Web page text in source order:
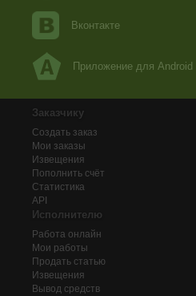
Вконтакте
Приложение для Android
Заказчику
Создать заказ
Мои заказы
Извещения
Пополнить счёт
Статистика
API
Исполнителю
Работа онлайн
Мои работы
Продать статью
Извещения
Вывод средств